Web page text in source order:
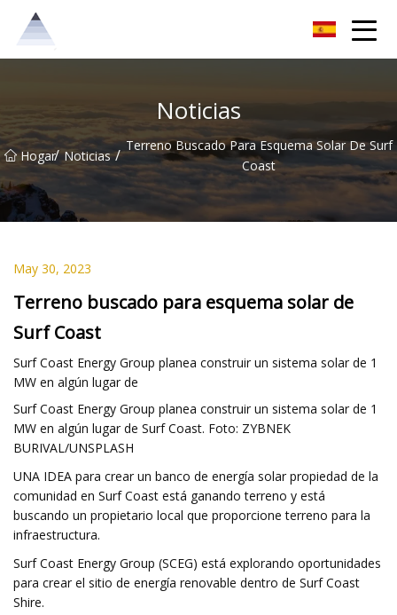
Noticias
Hogar/ Noticias / Terreno Buscado Para Esquema Solar De Surf
Coast
May 30, 2023
Terreno buscado para esquema solar de
Surf Coast
Surf Coast Energy Group planea construir un sistema solar de 1
MW en algún lugar de
Surf Coast Energy Group planea construir un sistema solar de 1
MW en algún lugar de Surf Coast. Foto: ZYBNEK
BURIVAL/UNSPLASH
UNA IDEA para crear un banco de energía solar propiedad de la
comunidad en Surf Coast está ganando terreno y está
buscando un propietario local que proporcione terreno para la
infraestructura.
Surf Coast Energy Group (SCEG) está explorando oportunidades
para crear el sitio de energía renovable dentro de Surf Coast
Shire.